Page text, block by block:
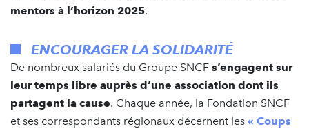
mentors à l’horizon 2025.
ENCOURAGER LA SOLIDARITÉ
De nombreux salariés du Groupe SNCF s’engagent sur
leur temps libre auprès d’une association dont ils
partagent la cause. Chaque année, la Fondation SNCF
et ses correspondants régionaux décernent les « Coups